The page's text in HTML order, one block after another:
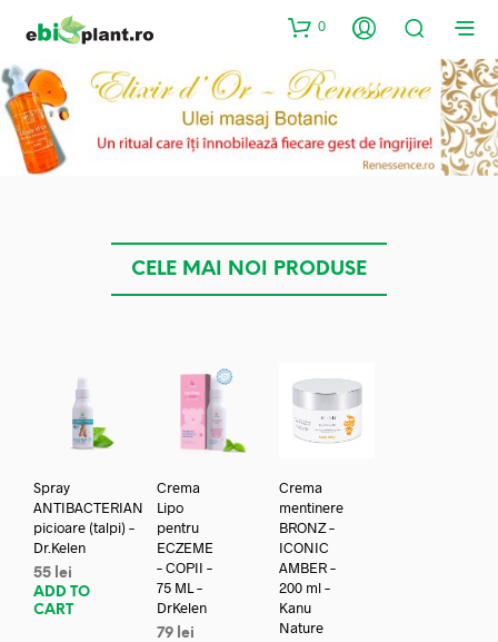
0
CELE MAI NOI PRODUSE
Spray
ANTIBACTERIAN
picioare (talpi) –
Dr.Kelen
55 lei
ADD TO
CART
Crema
Lipo
pentru
ECZEME
– COPII –
75 ML –
DrKelen
79 lei
Crema
mentinere
BRONZ –
ICONIC
AMBER –
200 ml –
Kanu
Nature